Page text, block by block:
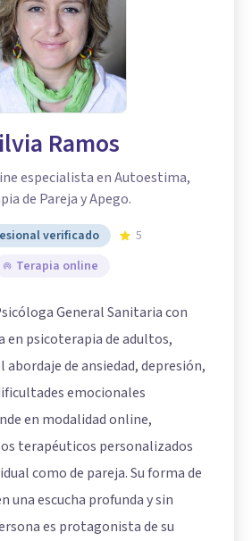
Ramos
especialista en Autoestima,
de Pareja y Apego.
verificado
5
Terapia online
General Sanitaria con
psicoterapia de adultos,
abordaje de ansiedad, depresión,
emocionales
en modalidad online,
terapéuticos personalizados
como de pareja. Su forma de
una escucha profunda y sin
es protagonista de su